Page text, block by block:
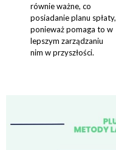
równie ważne, co
posiadanie planu spłaty,
ponieważ pomaga to w
lepszym zarządzaniu
nim w przyszłości.